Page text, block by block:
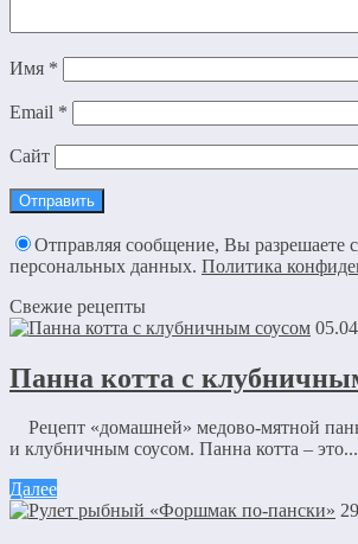
Имя *
Email *
Сайт
Отправляя сообщение, Вы разрешаете
персональных данных. Политика
Свежие рецепты
Панна котта с
Рецепт «домашней» медово-мятной
и клубничным соусом. Панна котта – это...
Далее